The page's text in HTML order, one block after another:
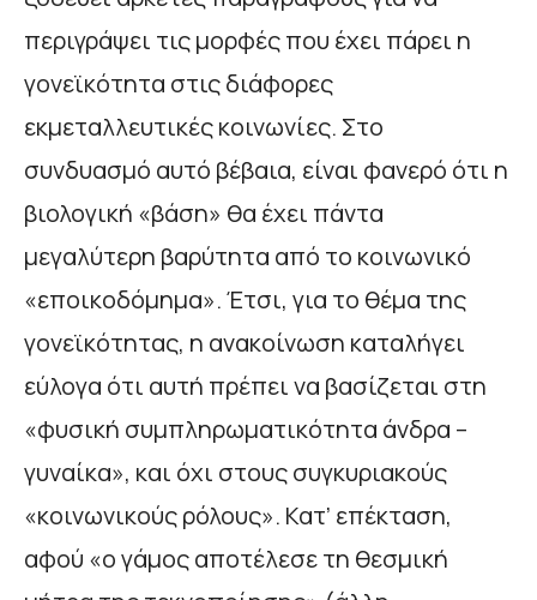
περιγράψει τις μορφές που έχει πάρει η
γονεϊκότητα στις διάφορες
εκμεταλλευτικές κοινωνίες. Στο
συνδυασμό αυτό βέβαια, είναι φανερό ότι η
βιολογική «βάση» θα έχει πάντα
μεγαλύτερη βαρύτητα από το κοινωνικό
«εποικοδόμημα». Έτσι, για το θέμα της
γονεϊκότητας, η ανακοίνωση καταλήγει
εύλογα ότι αυτή πρέπει να βασίζεται στη
«φυσική συμπληρωματικότητα άνδρα –
γυναίκα», και όχι στους συγκυριακούς
«κοινωνικούς ρόλους». Κατ’ επέκταση,
αφού «ο γάμος αποτέλεσε τη θεσμική